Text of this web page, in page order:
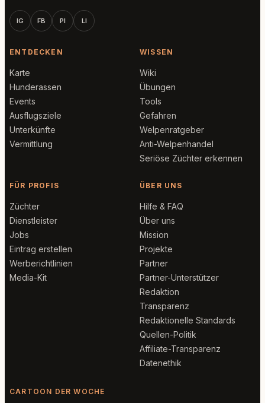
IG FB PI LI
ENTDECKEN
Karte
Hunderassen
Events
Ausflugsziele
Unterkünfte
Vermittlung
WISSEN
Wiki
Übungen
Tools
Gefahren
Welpenratgeber
Anti-Welpenhandel
Seriöse Züchter erkennen
FÜR PROFIS
Züchter
Dienstleister
Jobs
Eintrag erstellen
Werberichtlinien
Media-Kit
ÜBER UNS
Hilfe & FAQ
Über uns
Mission
Projekte
Partner
Partner-Unterstützer
Redaktion
Transparenz
Redaktionelle Standards
Quellen-Politik
Affiliate-Transparenz
Datenethik
CARTOON DER WOCHE